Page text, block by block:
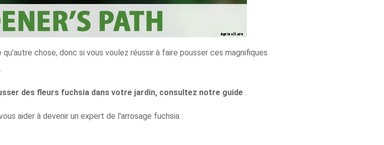
chose, donc si vous voulez réussir à faire pousser ces magnifiques
des fleurs fuchsia dans votre jardin, consultez notre guide .
aider à devenir un expert de l'arrosage fuchsia :